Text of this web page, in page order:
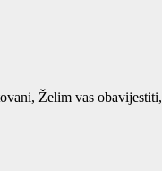
Želim vas